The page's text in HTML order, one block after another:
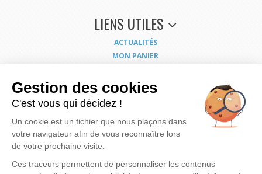
LIENS UTILES
ACTUALITÉS
MON PANIER
NOUS CONTACTER
COORDONNÉES
CONDITIONS GÉNÉRALES DE VENTE
MENTIONS LÉGALES
POLITIQUE DE CONFIDENTIALITÉ
EXERCEZ VOS DROITS
PLAN DU SITE
Gestion des cookies
C'est vous qui décidez !
Un cookie est un fichier que nous plaçons dans
votre navigateur afin de vous reconnaître lors
de votre prochaine visite.
Ces traceurs permettent de personnaliser les contenus